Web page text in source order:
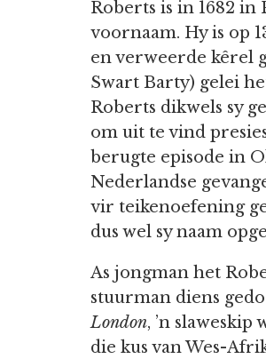
Roberts is in 1682 in
voornaam. Hy is op
en verweerde kêrel
Swart Barty) gelei
Roberts dikwels sy
om uit te vind
berugte episode in
Nederlandse
vir teikenoefening
dus wel sy naam
As jongman het
stuurman diens
London, ’n slaweskip
die kus van Wes-